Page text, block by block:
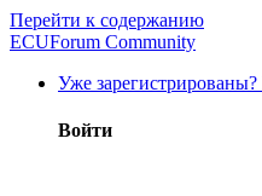
Перейти к содержанию
ECUForum Community
Уже
Войти